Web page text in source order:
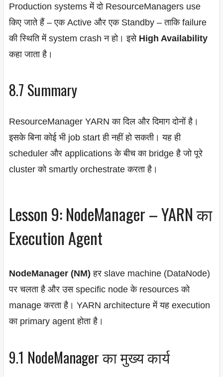
Production systems में दो ResourceManagers use
किए जाते हैं – एक Active और एक Standby – ताकि failure
की स्थिति में system crash न हो। इसे High Availability
कहा जाता है।
8.7 Summary
ResourceManager YARN का दिल और दिमाग दोनों है।
इसके बिना कोई भी job start ही नहीं हो सकती। यह ही
scheduler और applications के बीच का bridge है जो पूरे
cluster को smartly orchestrate करता है।
Lesson 9: NodeManager – YARN का
Execution Agent
NodeManager (NM) हर slave machine (DataNode)
पर चलता है और उस specific node के resources को
manage करता है। YARN architecture में यह execution
का primary agent होता है।
9.1 NodeManager का मुख्य कार्य